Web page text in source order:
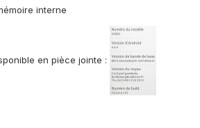
interne
en pièce jointe :